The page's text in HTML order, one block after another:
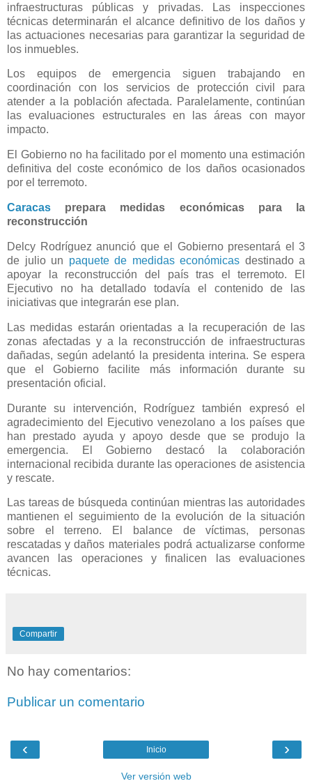
infraestructuras públicas y privadas. Las inspecciones
técnicas determinarán el alcance definitivo de los daños y
las actuaciones necesarias para garantizar la seguridad de
los inmuebles.
Los equipos de emergencia siguen trabajando en
coordinación con los servicios de protección civil para
atender a la población afectada. Paralelamente, continúan
las evaluaciones estructurales en las áreas con mayor
impacto.
El Gobierno no ha facilitado por el momento una estimación
definitiva del coste económico de los daños ocasionados
por el terremoto.
Caracas prepara medidas económicas para la
reconstrucción
Delcy Rodríguez anunció que el Gobierno presentará el 3
de julio un paquete de medidas económicas destinado a
apoyar la reconstrucción del país tras el terremoto. El
Ejecutivo no ha detallado todavía el contenido de las
iniciativas que integrarán ese plan.
Las medidas estarán orientadas a la recuperación de las
zonas afectadas y a la reconstrucción de infraestructuras
dañadas, según adelantó la presidenta interina. Se espera
que el Gobierno facilite más información durante su
presentación oficial.
Durante su intervención, Rodríguez también expresó el
agradecimiento del Ejecutivo venezolano a los países que
han prestado ayuda y apoyo desde que se produjo la
emergencia. El Gobierno destacó la colaboración
internacional recibida durante las operaciones de asistencia
y rescate.
Las tareas de búsqueda continúan mientras las autoridades
mantienen el seguimiento de la evolución de la situación
sobre el terreno. El balance de víctimas, personas
rescatadas y daños materiales podrá actualizarse conforme
avancen las operaciones y finalicen las evaluaciones
técnicas.
Compartir
No hay comentarios:
Publicar un comentario
‹ ›
Inicio
Ver versión web